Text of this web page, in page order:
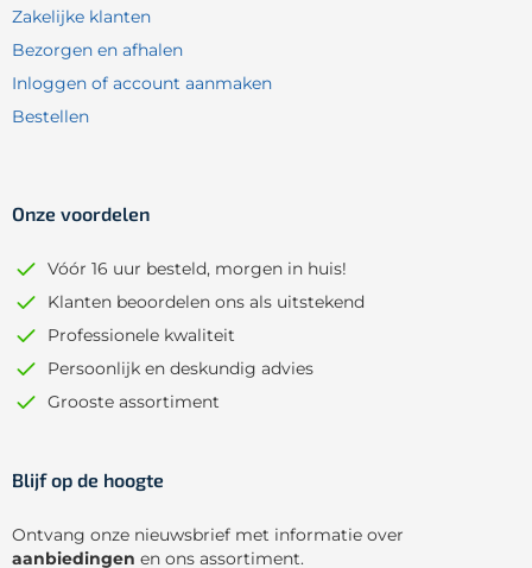
Zakelijke klanten
Bezorgen en afhalen
Inloggen of account aanmaken
Bestellen
Onze voordelen
Vóór 16 uur besteld, morgen in huis!
Klanten beoordelen ons als uitstekend
Professionele kwaliteit
Persoonlijk en deskundig advies
Grooste assortiment
Blijf op de hoogte
Ontvang onze nieuwsbrief met informatie over
aanbiedingen en ons assortiment.